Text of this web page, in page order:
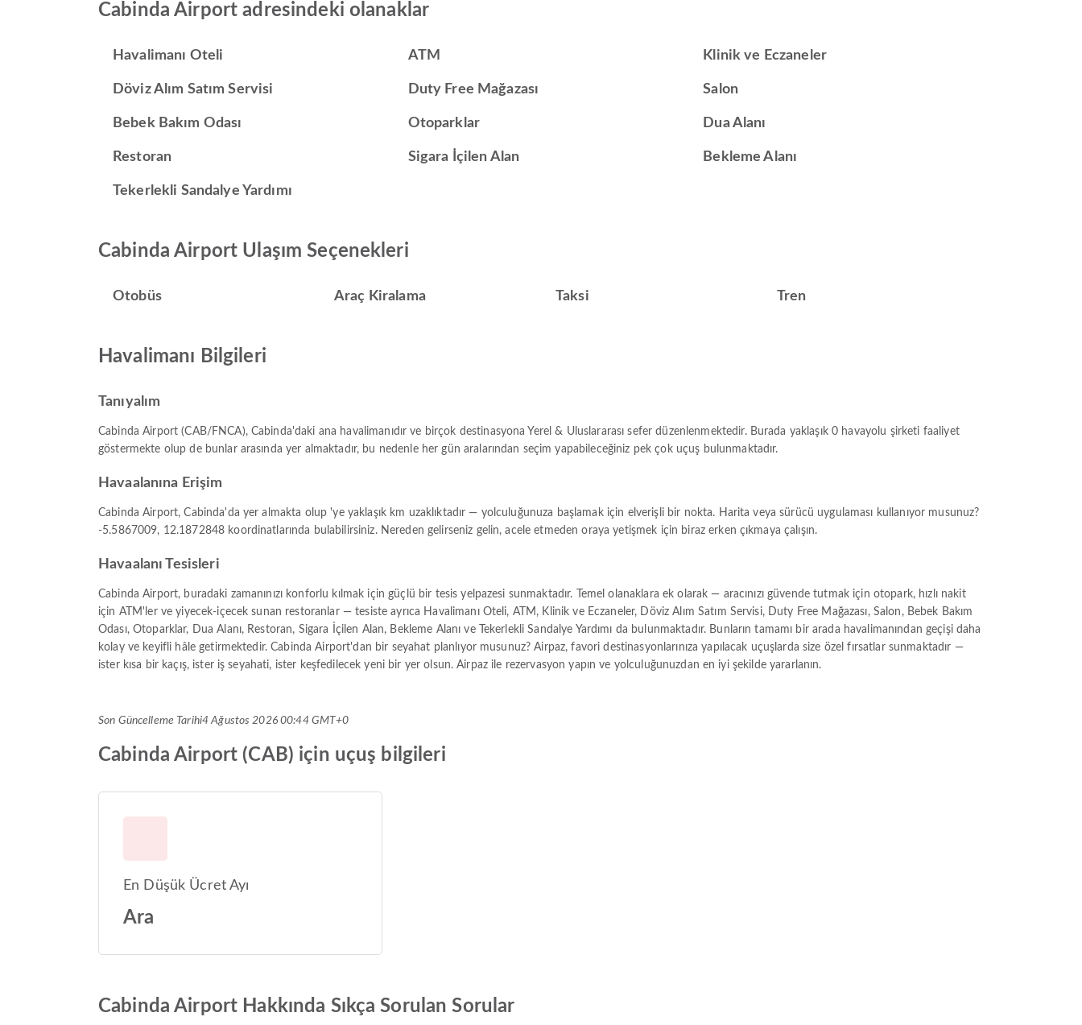
Cabinda Airport adresindeki olanaklar
Havalimanı Oteli ATM Klinik ve Eczaneler
Döviz Alım Satım Servisi Duty Free Mağazası Salon
Bebek Bakım Odası Otoparklar Dua Alanı
Restoran Sigara İçilen Alan Bekleme Alanı
Tekerlekli Sandalye Yardımı
Cabinda Airport Ulaşım Seçenekleri
Otobüs Araç Kiralama Taksi Tren
Havalimanı Bilgileri
Tanıyalım
Cabinda Airport (CAB/FNCA), Cabinda'daki ana havalimanıdır ve birçok destinasyona Yerel & Uluslararası sefer düzenlenmektedir. Burada yaklaşık 0 havayolu şirketi faaliyet
göstermekte olup de bunlar arasında yer almaktadır, bu nedenle her gün aralarından seçim yapabileceğiniz pek çok uçuş bulunmaktadır.
Havaalanına Erişim
Cabinda Airport, Cabinda'da yer almakta olup 'ye yaklaşık km uzaklıktadır — yolculuğunuza başlamak için elverişli bir nokta. Harita veya sürücü uygulaması kullanıyor musunuz?
-5.5867009, 12.1872848 koordinatlarında bulabilirsiniz. Nereden gelirseniz gelin, acele etmeden oraya yetişmek için biraz erken çıkmaya çalışın.
Havaalanı Tesisleri
Cabinda Airport, buradaki zamanınızı konforlu kılmak için güçlü bir tesis yelpazesi sunmaktadır. Temel olanaklara ek olarak — aracınızı güvende tutmak için otopark, hızlı nakit
için ATM'ler ve yiyecek-içecek sunan restoranlar — tesiste ayrıca Havalimanı Oteli, ATM, Klinik ve Eczaneler, Döviz Alım Satım Servisi, Duty Free Mağazası, Salon, Bebek Bakım
Odası, Otoparklar, Dua Alanı, Restoran, Sigara İçilen Alan, Bekleme Alanı ve Tekerlekli Sandalye Yardımı da bulunmaktadır. Bunların tamamı bir arada havalimanından geçişi daha
kolay ve keyifli hâle getirmektedir. Cabinda Airport'dan bir seyahat planlıyor musunuz? Airpaz, favori destinasyonlarınıza yapılacak uçuşlarda size özel fırsatlar sunmaktadır —
ister kısa bir kaçış, ister iş seyahati, ister keşfedilecek yeni bir yer olsun. Airpaz ile rezervasyon yapın ve yolculuğunuzdan en iyi şekilde yararlanın.
Son Güncelleme Tarihi4 Ağustos 2026 00:44 GMT+0
Cabinda Airport (CAB) için uçuş bilgileri
En Düşük Ücret Ayı
Ara
Cabinda Airport Hakkında Sıkça Sorulan Sorular